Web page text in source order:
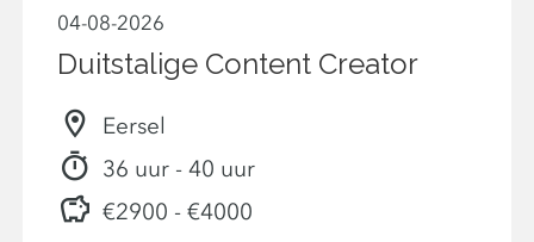
04-08-2026
Duitstalige Content Creator
Eersel
36 uur - 40 uur
€2900 - €4000